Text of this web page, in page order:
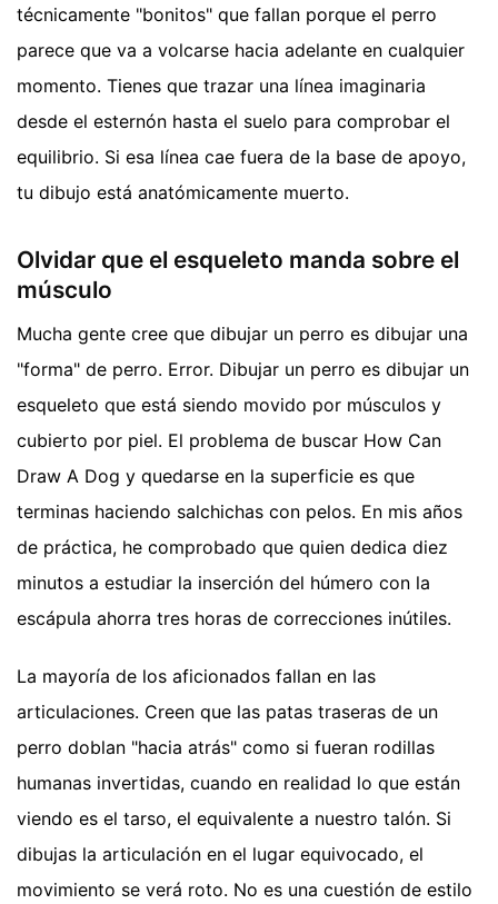
técnicamente "bonitos" que fallan porque el perro
parece que va a volcarse hacia adelante en cualquier
momento. Tienes que trazar una línea imaginaria
desde el esternón hasta el suelo para comprobar el
equilibrio. Si esa línea cae fuera de la base de apoyo,
tu dibujo está anatómicamente muerto.
Olvidar que el esqueleto manda sobre el
músculo
Mucha gente cree que dibujar un perro es dibujar una
"forma" de perro. Error. Dibujar un perro es dibujar un
esqueleto que está siendo movido por músculos y
cubierto por piel. El problema de buscar How Can
Draw A Dog y quedarse en la superficie es que
terminas haciendo salchichas con pelos. En mis años
de práctica, he comprobado que quien dedica diez
minutos a estudiar la inserción del húmero con la
escápula ahorra tres horas de correcciones inútiles.
La mayoría de los aficionados fallan en las
articulaciones. Creen que las patas traseras de un
perro doblan "hacia atrás" como si fueran rodillas
humanas invertidas, cuando en realidad lo que están
viendo es el tarso, el equivalente a nuestro talón. Si
dibujas la articulación en el lugar equivocado, el
movimiento se verá roto. No es una cuestión de estilo